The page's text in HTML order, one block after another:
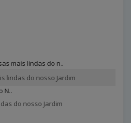
lindas do nosso Jardim
N..
do nosso Jardim